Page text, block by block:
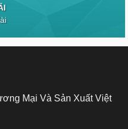
Mại Và Sản Xuất Việt